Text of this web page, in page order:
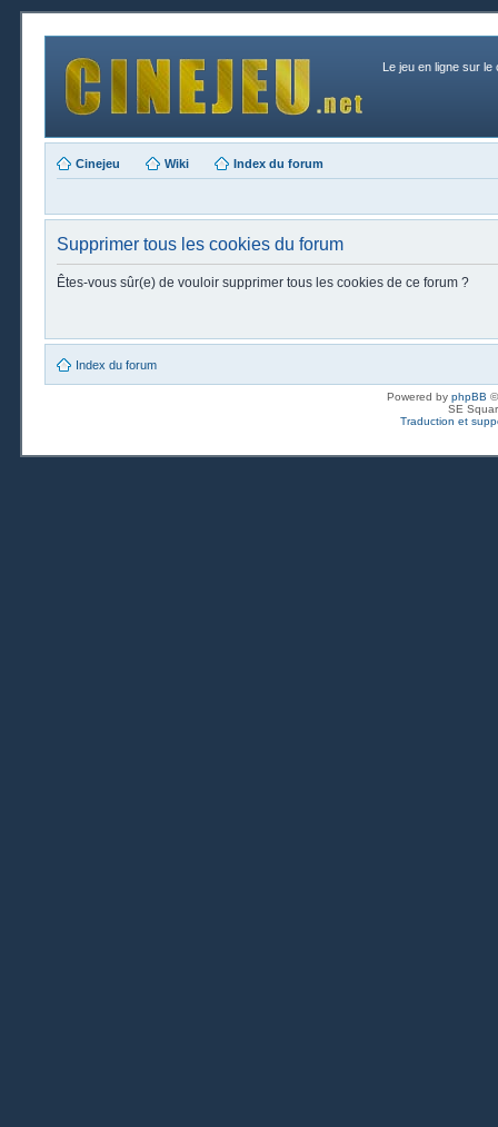
Le jeu en ligne sur le
Cinejeu Wiki Index du forum
Supprimer tous les cookies du forum
Êtes-vous sûr(e) de vouloir supprimer tous les cookies de ce forum ?
Index du forum
Powered by phpBB
SE
Traduction et